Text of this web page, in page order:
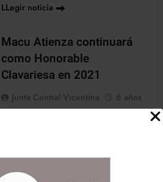
LLegir noticia
Macu Atienza continuará
como Honorable
Clavariesa en 2021
Junta Central Vicentina
6 años
atrás
0 1 minutos
de hoy, en la sede de Junta
Central Vicentina bajo la